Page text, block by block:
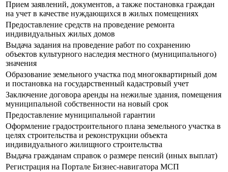
Прием заявлений, документов, а также постановка граждан
на учет в качестве нуждающихся в жилых помещениях
Предоставление средств на проведение ремонта
индивидуальных жилых домов
Выдача задания на проведение работ по сохранению
объектов культурного наследия местного (муниципального)
значения
Образование земельного участка под многоквартирный дом
и постановка на государственный кадастровый учет
Заключение договора аренды на нежилые здания, помещения
муниципальной собственности на новый срок
Предоставление муниципальной гарантии
Оформление градостроительного плана земельного участка в
целях строительства и реконструкции объекта
индивидуального жилищного строительства
Выдача гражданам справок о размере пенсий (иных выплат)
Регистрация на Портале Бизнес-навигатора МСП